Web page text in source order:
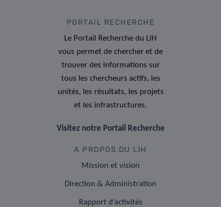
PORTAIL RECHERCHE
Le Portail Recherche du LIH
vous permet de chercher et de
trouver des informations sur
tous les chercheurs actifs, les
unités, les résultats, les projets
et les infrastructures.
Visitez notre Portail Recherche
A PROPOS DU LIH
Mission et vision
Direction & Administration
Rapport d’activités